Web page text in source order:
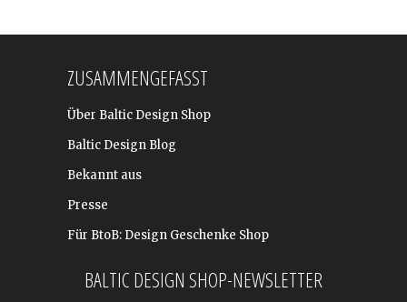
ZUSAMMENGEFASST
Über Baltic Design Shop
Baltic Design Blog
Bekannt aus
Presse
Für BtoB: Design Geschenke Shop
BALTIC DESIGN SHOP-NEWSLETTER